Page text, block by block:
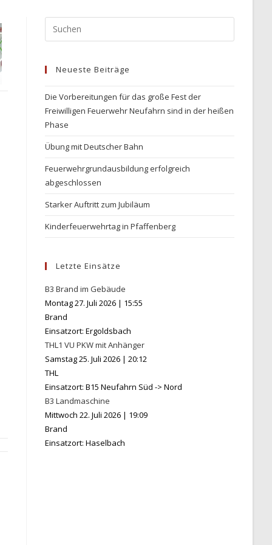
Escape
Neueste Beiträge
Die Vorbereitungen für das große Fest der
Freiwilligen Feuerwehr Neufahrn sind in der heißen
Phase
Übung mit Deutscher Bahn
Feuerwehrgrundausbildung erfolgreich
abgeschlossen
Starker Auftritt zum Jubiläum
Kinderfeuerwehrtag in Pfaffenberg
Letzte Einsätze
B3 Brand im Gebäude
Montag 27. Juli 2026 | 15:55
Brand
Einsatzort: Ergoldsbach
THL1 VU PKW mit Anhänger
Samstag 25. Juli 2026 |20:12
THL
Einsatzort: B15 Neufahrn Süd -> Nord
B3 Landmaschine
Mittwoch 22. Juli 2026 | 19:09
Brand
Einsatzort: Haselbach